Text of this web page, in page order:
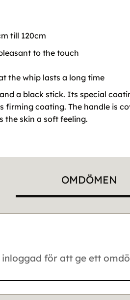
till 120cm
to the touch
the whip lasts a long time
a black stick. Its special
firming coating. The handle is
the skin a soft feeling.
OMDÖMEN